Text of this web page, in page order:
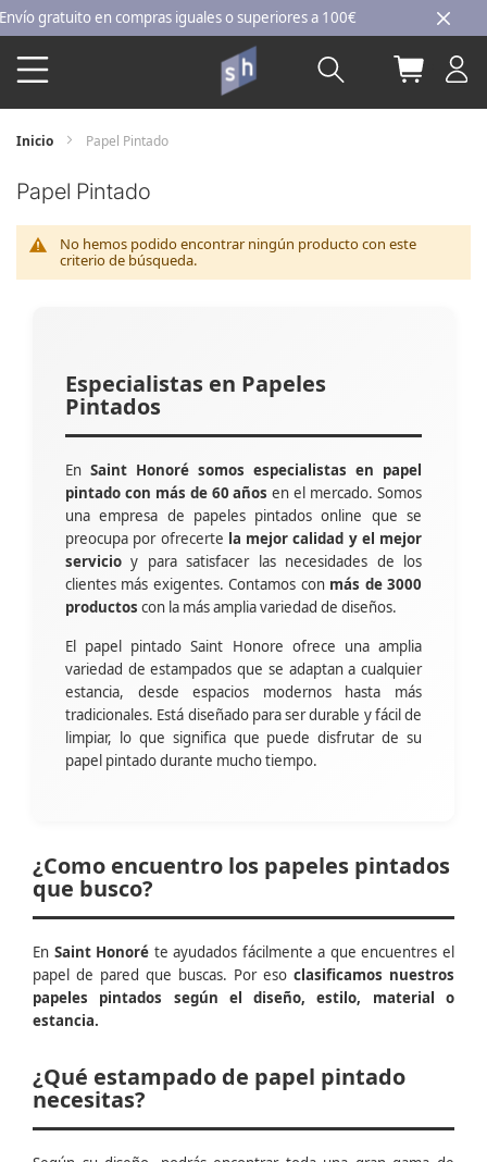
Ir
al
contenido
gratuito en compras iguales o superiores a 100€
Buscar Mi
Inicio Papel Pintado
Papel Pintado
No hemos podido encontrar ningún producto con este
criterio de búsqueda.
Especialistas en Papeles
Pintados
En Saint Honoré somos especialistas en papel
pintado con más de 60 años en el mercado. Somos
una empresa de papeles pintados online que se
preocupa por ofrecerte la mejor calidad y el mejor
servicio y para satisfacer las necesidades de los
clientes más exigentes. Contamos con más de 3000
productos con la más amplia variedad de diseños.
El papel pintado Saint Honore ofrece una amplia
variedad de estampados que se adaptan a cualquier
estancia, desde espacios modernos hasta más
tradicionales. Está diseñado para ser durable y fácil de
limpiar, lo que significa que puede disfrutar de su
papel pintado durante mucho tiempo.
¿Como encuentro los papeles pintados
que busco?
En Saint Honoré te ayudados fácilmente a que encuentres el
papel de pared que buscas. Por eso clasificamos nuestros
papeles pintados según el diseño, estilo, material o
estancia.
¿Qué estampado de papel pintado
necesitas?